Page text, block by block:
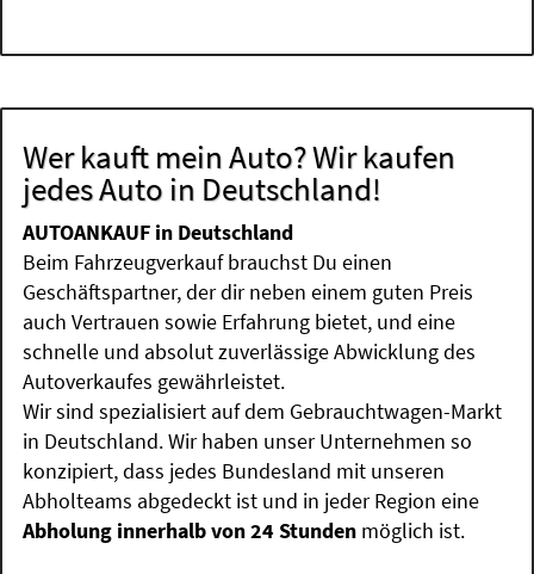
Wer kauft mein Auto? Wir kaufen
jedes Auto in Deutschland!
AUTOANKAUF in Deutschland
Beim Fahrzeugverkauf brauchst Du einen
Geschäftspartner, der dir neben einem guten Preis
auch Vertrauen sowie Erfahrung bietet, und eine
schnelle und absolut zuverlässige Abwicklung des
Autoverkaufes gewährleistet.
Wir sind spezialisiert auf dem Gebrauchtwagen-Markt
in Deutschland. Wir haben unser Unternehmen so
konzipiert, dass jedes Bundesland mit unseren
Abholteams abgedeckt ist und in jeder Region eine
Abholung innerhalb von 24 Stunden möglich ist.